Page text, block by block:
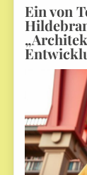
Ein von